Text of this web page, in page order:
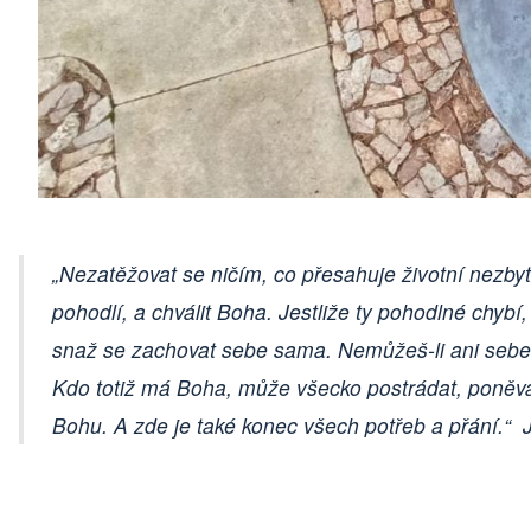
„Nezatěžovat se ničím, co přesahuje životní
pohodlí, a chválit Boha. Jestliže ty pohodlné
snaž se zachovat sebe sama. Nemůžeš-li ani
Kdo totiž má Boha, může všecko postrádat,
Bohu. A zde je také konec všech potřeb a přání.“